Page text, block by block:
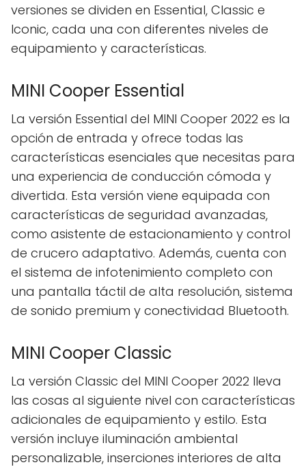
versiones se dividen en Essential, Classic e
Iconic, cada una con diferentes niveles de
equipamiento y características.
MINI Cooper Essential
La versión Essential del MINI Cooper 2022 es la
opción de entrada y ofrece todas las
características esenciales que necesitas para
una experiencia de conducción cómoda y
divertida. Esta versión viene equipada con
características de seguridad avanzadas,
como asistente de estacionamiento y control
de crucero adaptativo. Además, cuenta con
el sistema de infotenimiento completo con
una pantalla táctil de alta resolución, sistema
de sonido premium y conectividad Bluetooth.
MINI Cooper Classic
La versión Classic del MINI Cooper 2022 lleva
las cosas al siguiente nivel con características
adicionales de equipamiento y estilo. Esta
versión incluye iluminación ambiental
personalizable, inserciones interiores de alta